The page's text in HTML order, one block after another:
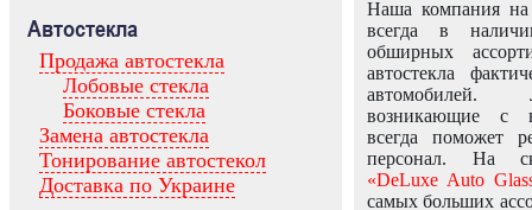
Автостекла
Продажа автостекла
Лобовые стекла
Боковые стекла
Замена автостекла
Тонирование автостекол
Доставка по Украине
Наша компания на
всегда в
обширных
автостекла
возникающие с
всегда поможет
персонал. На
«DeLuxe Auto
самых больших